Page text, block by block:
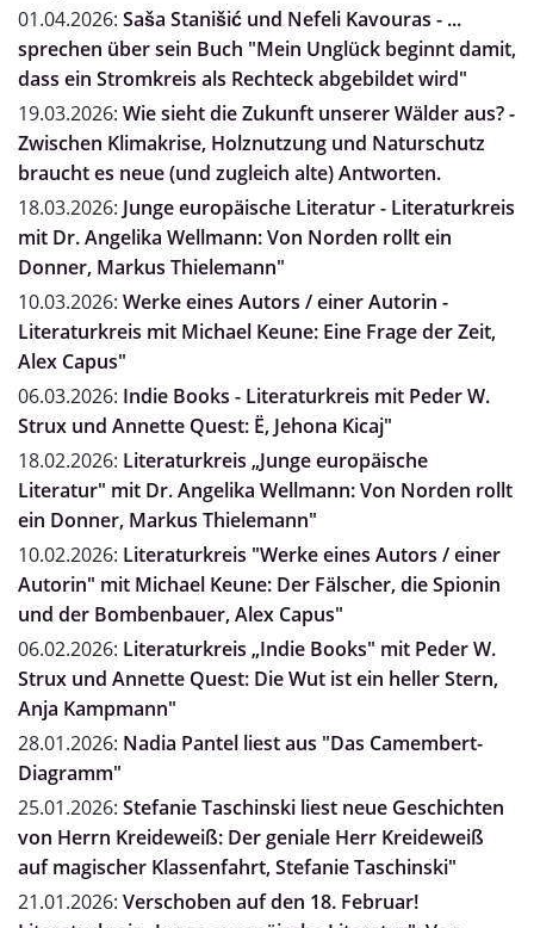
01.04.2026: Saša Stanišić und Nefeli Kavouras - ...
sprechen über sein Buch "Mein Unglück beginnt damit,
dass ein Stromkreis als Rechteck abgebildet wird"
19.03.2026: Wie sieht die Zukunft unserer Wälder aus? -
Zwischen Klimakrise, Holznutzung und Naturschutz
braucht es neue (und zugleich alte) Antworten.
18.03.2026: Junge europäische Literatur - Literaturkreis
mit Dr. Angelika Wellmann: Von Norden rollt ein
Donner, Markus Thielemann"
10.03.2026: Werke eines Autors / einer Autorin -
Literaturkreis mit Michael Keune: Eine Frage der Zeit,
Alex Capus"
06.03.2026: Indie Books - Literaturkreis mit Peder W.
Strux und Annette Quest: Ë, Jehona Kicaj"
18.02.2026: Literaturkreis „Junge europäische
Literatur" mit Dr. Angelika Wellmann: Von Norden rollt
ein Donner, Markus Thielemann"
10.02.2026: Literaturkreis "Werke eines Autors / einer
Autorin" mit Michael Keune: Der Fälscher, die Spionin
und der Bombenbauer, Alex Capus"
06.02.2026: Literaturkreis „Indie Books" mit Peder W.
Strux und Annette Quest: Die Wut ist ein heller Stern,
Anja Kampmann"
28.01.2026: Nadia Pantel liest aus "Das Camembert-
Diagramm"
25.01.2026: Stefanie Taschinski liest neue Geschichten
von Herrn Kreideweiß: Der geniale Herr Kreideweiß
auf magischer Klassenfahrt, Stefanie Taschinski"
21.01.2026: Verschoben auf den 18. Februar!